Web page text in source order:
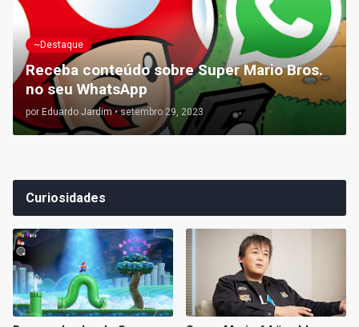
~Destaque
Receba conteúdo sobre Super Mario Bros.
no seu WhatsApp
por Eduardo Jardim • setembro 29, 2023
Curiosidades